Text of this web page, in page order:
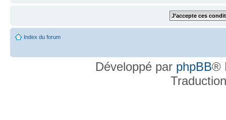
Index du forum
Développé par phpBB®